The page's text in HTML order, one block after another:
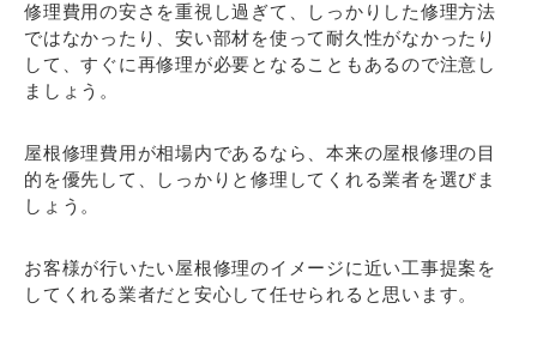
修理費用の安さを重視し過ぎて、しっかりした修理方法
ではなかったり、安い部材を使って耐久性がなかったり
して、すぐに再修理が必要となることもあるので注意し
ましょう。
屋根修理費用が相場内であるなら、本来の屋根修理の目
的を優先して、しっかりと修理してくれる業者を選びま
しょう。
お客様が行いたい屋根修理のイメージに近い工事提案を
してくれる業者だと安心して任せられると思います。